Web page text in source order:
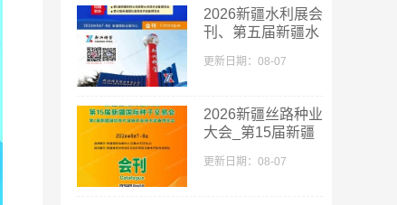
2026新疆水利展会
刊、第五届新疆水
商名录
更新日期：08-07
2026新疆丝路种业
大会_第15届新疆
刊
更新日期：08-07